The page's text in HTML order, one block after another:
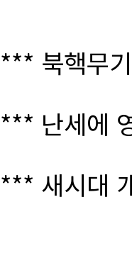
*** 북핵무
*** 난세에
*** 새시대